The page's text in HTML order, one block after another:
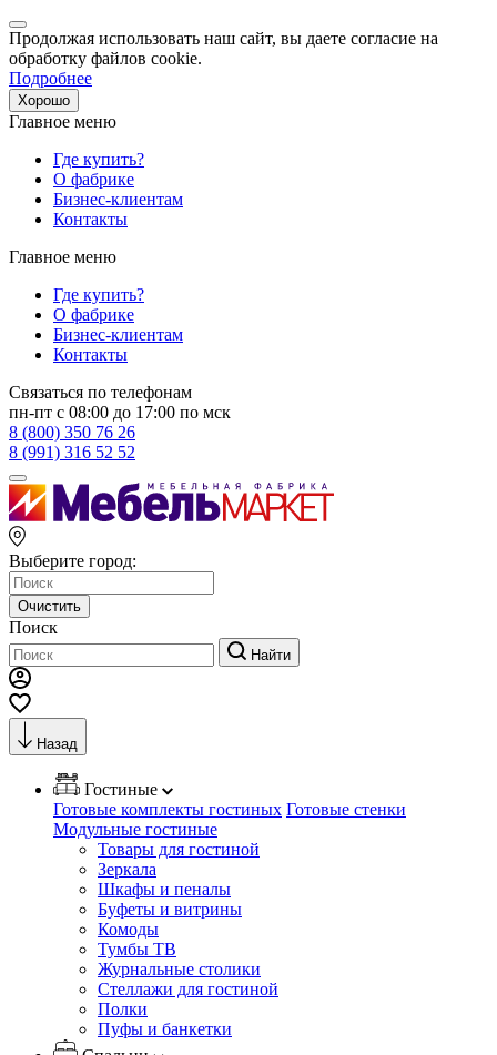
Продолжая использовать наш сайт, вы даете согласие на
обработку файлов cookie.
Подробнее
Хорошо
Главное меню
Где купить?
О фабрике
Бизнес-клиентам
Контакты
Главное меню
Где купить?
О фабрике
Бизнес-клиентам
Контакты
Связаться по телефонам
пн-пт с 08:00 до 17:00 по мск
8 (800) 350 76 26
8 (991) 316 52 52
Выберите город:
Очистить
Поиск
Найти
Назад
Гостиные
Готовые комплекты гостиных Готовые стенки
Модульные гостиные
Товары для гостиной
Зеркала
Шкафы и пеналы
Буфеты и витрины
Комоды
Тумбы ТВ
Журнальные столики
Стеллажи для гостиной
Полки
Пуфы и банкетки